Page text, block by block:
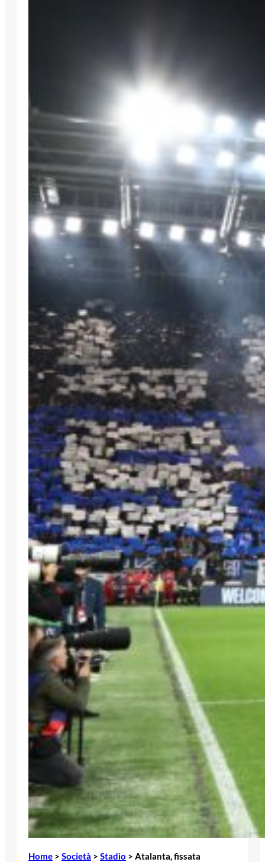
Home > Società > Stadio > Atalanta, fissata